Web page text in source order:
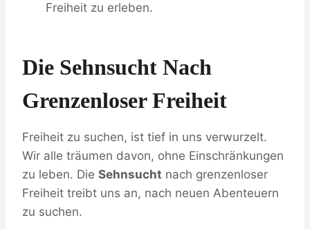
Freiheit zu erleben.
Die Sehnsucht Nach
Grenzenloser Freiheit
Freiheit zu suchen, ist tief in uns verwurzelt.
Wir alle träumen davon, ohne Einschränkungen
zu leben. Die Sehnsucht nach grenzenloser
Freiheit treibt uns an, nach neuen Abenteuern
zu suchen.